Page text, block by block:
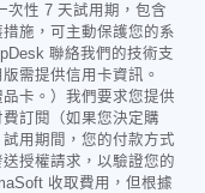
次性 7 天試用期，包含
施，可主動保護您的系
聯絡我們的技術支
需提供信用卡資訊。
卡。）我們要求您提供
訂閱（如果您決定購
用期間，您的付款方式
授權請求，以驗證您的
收取費用，但根據